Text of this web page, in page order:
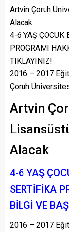
Artvin Çoruh
Alacak
4-6 YAŞ ÇOCUK
PROGRAMI
TIKLAYINIZ!
2016 – 2017
Çoruh
Artvin
Alacak
4-6 YAŞ
SERTİFİKA
BİLGİ VE
2016 – 2017